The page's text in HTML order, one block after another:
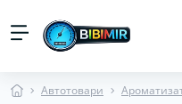
Автотовари